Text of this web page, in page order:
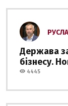
Держава
бізнесу.
4445